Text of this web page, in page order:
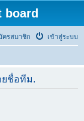
board
เข้าสู่ระบบ
ครสมาชิก
ยชื่อทีม.